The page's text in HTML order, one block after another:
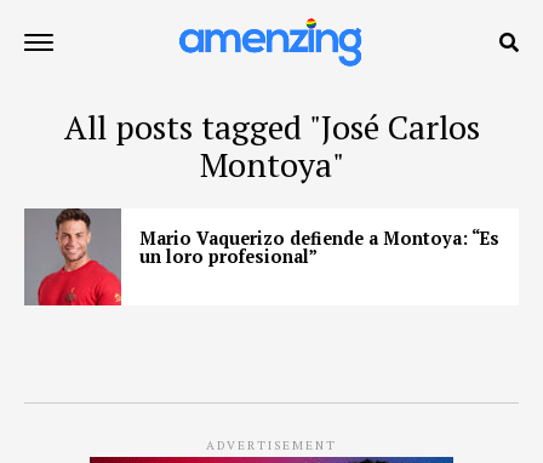
All posts tagged "José Carlos
Montoya"
Mario Vaquerizo defiende a Montoya: “Es
un loro profesional”
ADVERTISEMENT